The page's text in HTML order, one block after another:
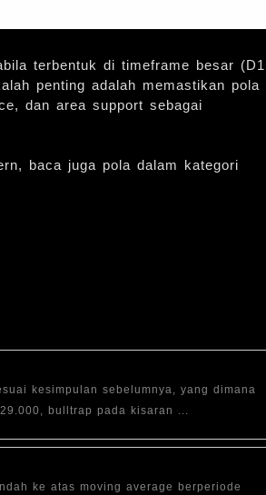
terbentuk di timeframe besar (D1
penting adalah memastikan pola
dan area support sebagai
baca juga pola dalam kategori
kesimpulan sebelumnya, yang dimana
bulltrap pada kisaran ...
ke atas moving average berperiode